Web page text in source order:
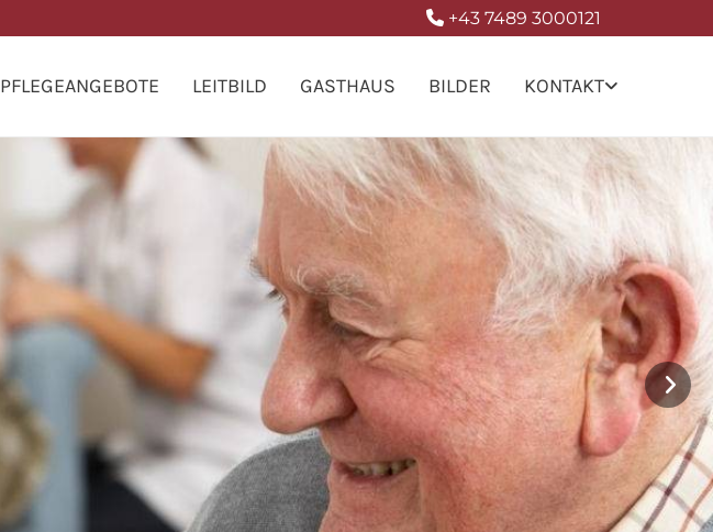
 +43 7489 3000121
PFLEGEANGEBOTE LEITBILD GASTHAUS BILDER KONTAKT